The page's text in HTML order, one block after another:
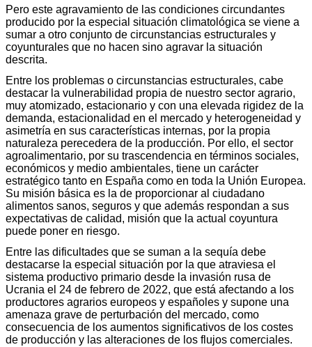
Pero este agravamiento de las condiciones circundantes
producido por la especial situación climatológica se viene a
sumar a otro conjunto de circunstancias estructurales y
coyunturales que no hacen sino agravar la situación
descrita.
Entre los problemas o circunstancias estructurales, cabe
destacar la vulnerabilidad propia de nuestro sector agrario,
muy atomizado, estacionario y con una elevada rigidez de la
demanda, estacionalidad en el mercado y heterogeneidad y
asimetría en sus características internas, por la propia
naturaleza perecedera de la producción. Por ello, el sector
agroalimentario, por su trascendencia en términos sociales,
económicos y medio ambientales, tiene un carácter
estratégico tanto en España como en toda la Unión Europea.
Su misión básica es la de proporcionar al ciudadano
alimentos sanos, seguros y que además respondan a sus
expectativas de calidad, misión que la actual coyuntura
puede poner en riesgo.
Entre las dificultades que se suman a la sequía debe
destacarse la especial situación por la que atraviesa el
sistema productivo primario desde la invasión rusa de
Ucrania el 24 de febrero de 2022, que está afectando a los
productores agrarios europeos y españoles y supone una
amenaza grave de perturbación del mercado, como
consecuencia de los aumentos significativos de los costes
de producción y las alteraciones de los flujos comerciales.